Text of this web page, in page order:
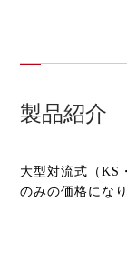
製品紹介
大型対流式（KS
のみの価格にな